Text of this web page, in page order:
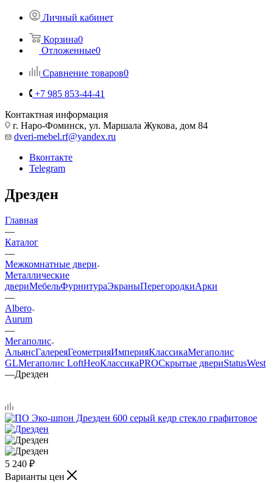
Личный кабинет
Корзина0
Отложенные0
Сравнение товаров0
+7 985 853-44-41
Контактная информация
г. Наро-Фоминск, ул. Маршала Жукова, дом 84
dveri-mebel.rf@yandex.ru
Вконтакте
Telegram
Дрезден
Главная
—
Каталог
—
Межкомнатные двери
Металлические
двериМебельФурнитураЭкраныПерегородкиАрки
—
Albero
Aurum
—
Мегаполис
АльянсГалереяГеометрияИмперияКлассикаМегаполис
GLМегаполис LoftНеоКлассикаPROСкрытые двериStatusWest
—Дрезден
5 240 ₽
Варианты цен